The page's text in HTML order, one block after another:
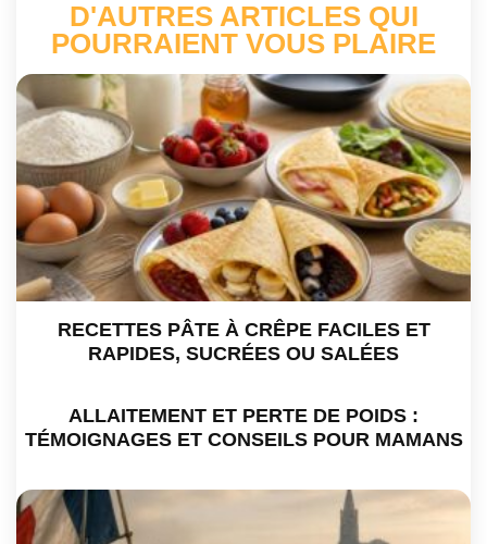
D'AUTRES ARTICLES QUI
POURRAIENT VOUS PLAIRE
RECETTES PÂTE À CRÊPE FACILES ET
RAPIDES, SUCRÉES OU SALÉES
ALLAITEMENT ET PERTE DE POIDS :
TÉMOIGNAGES ET CONSEILS POUR MAMANS